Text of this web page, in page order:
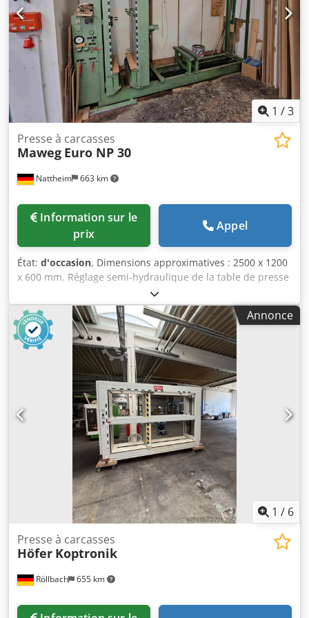
1 /3
Nattheim 663 km
Presse à carcasses
Maweg Euro NP 30
prix
Appel
État: d'occasion, Dimensions approximatives : 2500 x 1200
x 600 mm. Réglage semi-hydraulique de la table de presse
par moteur électrique. Lieu de stockage : Nattheim.
Chsdpfxjzd Hm Ns Akaea
Annonce
1 / 6
Röllbach 655 km
Presse à carcasses
Höfer Koptronik